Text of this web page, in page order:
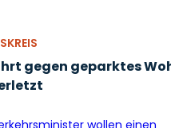
gegen geparktes